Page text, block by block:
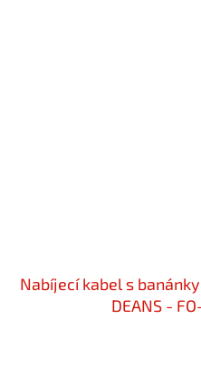
Nabíjecí kabel s
DEANS -